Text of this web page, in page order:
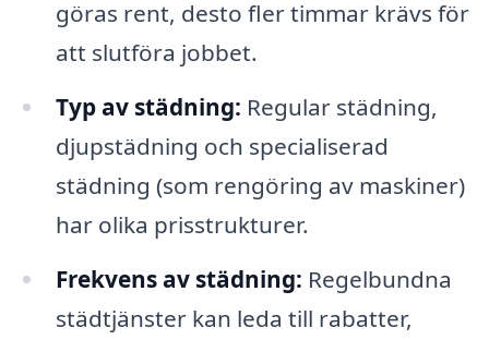
göras rent, desto fler timmar krävs för
att slutföra jobbet.
Typ av städning: Regular städning,
djupstädning och specialiserad
städning (som rengöring av maskiner)
har olika prisstrukturer.
Frekvens av städning: Regelbundna
städtjänster kan leda till rabatter,